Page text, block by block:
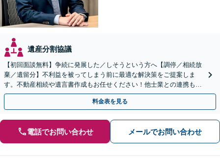
遺産分割協議
【初回面談無料】争続に発展した／しそうという方へ【調停／相続放
棄／遺留分】不利益を被ってしまう前に最適な解決策をご提案しま
す。不動産相続や遺言書作成もお任せください！他士業との連携も可
能
料金表を見る
電話でお問い合わせ メールでお問い合わせ